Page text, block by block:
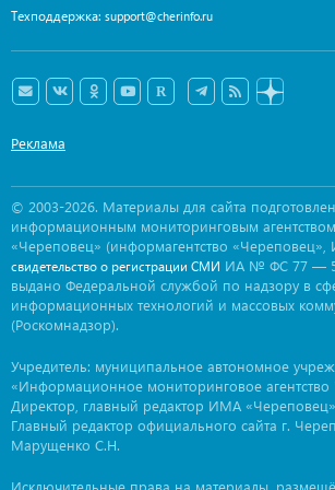
Техподдержка: support@cherinfo.ru
Реклама
© 2003-2026. Материалы для сайта
информационным мониторинговым агентством
«Череповец» (информагентство
свидетельство о регистрации СМИ ИА № ФС 77 —
выдано Федеральной службой по надзору в
информационных технологий и массовых
(Роскомнадзор).
Учредитель: муниципальное автономное
«Информационное мониторинговое агентство
Директор, главный редактор ИМА
Главный редактор официального сайта г.
Марущенко С.Н.
Исключительные права на материалы,